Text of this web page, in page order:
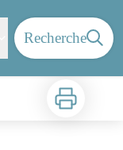
Recherche
Imprimer